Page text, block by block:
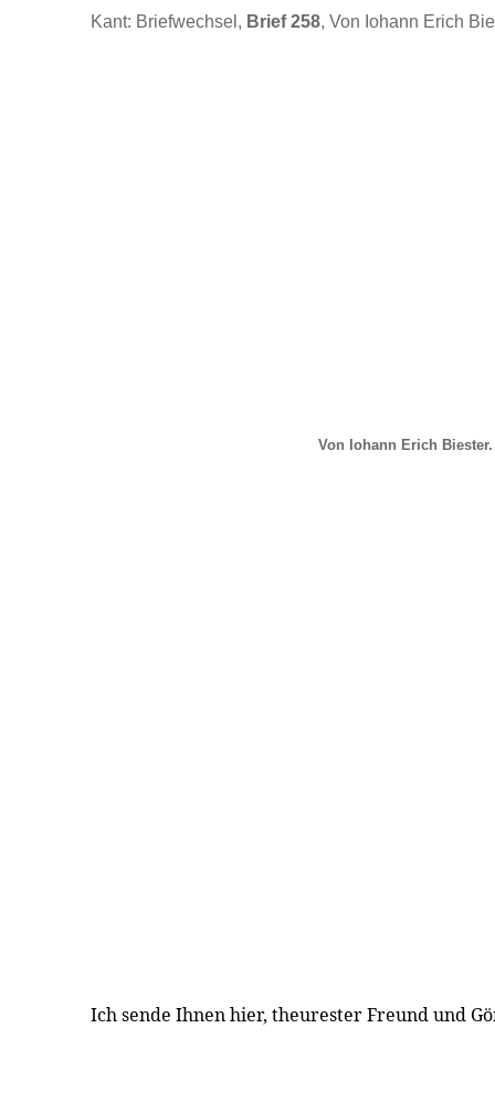
Kant: Briefwechsel, Brief 258, Von Iohann Erich
Von Iohann Erich Biester.
Ich sende Ihnen hier, theurester Freund und